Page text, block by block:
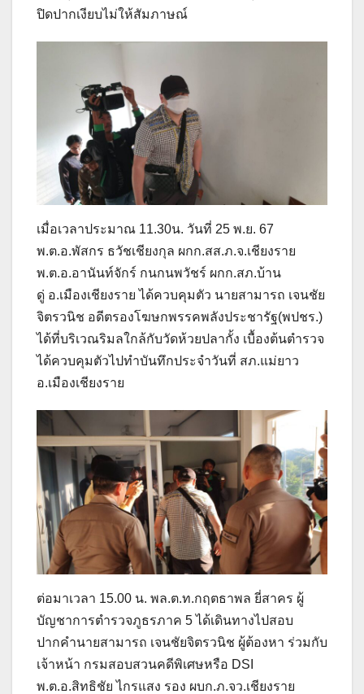
ปิดปากเงียบไม่ให้สัมภาษณ์
เมื่อเวลาประมาณ 11.30น. วันที่ 25 พ.ย. 67
พ.ต.อ.พัสกร ธวัชเชียงกุล ผกก.สส.ภ.จ.เชียงราย
พ.ต.อ.อานันท์จักร์ กนกนพวัชร์ ผกก.สภ.บ้าน
ดู่ อ.เมืองเชียงราย ได้ควบคุมตัว นายสามารถ เจนชัย
จิตรวนิช อดีตรองโฆษกพรรคพลังประชารัฐ(พปชร.)
ได้ที่บริเวณริมลใกล้กับวัดห้วยปลากั้ง เบื้องต้นตำรวจ
ได้ควบคุมตัวไปทำบันทึกประจำวันที่ สภ.แม่ยาว
อ.เมืองเชียงราย
ต่อมาเวลา 15.00 น. พล.ต.ท.กฤตธาพล ยี่สาคร ผู้
บัญชาการตำรวจภูธรภาค 5 ได้เดินทางไปสอบ
ปากคำนายสามารถ เจนชัยจิตรวนิช ผู้ต้องหา ร่วมกับ
เจ้าหน้า กรมสอบสวนคดีพิเศษหรือ DSI
พ.ต.อ.สิทธิชัย ไกรแสง รอง ผบก.ภ.จว.เชียงราย